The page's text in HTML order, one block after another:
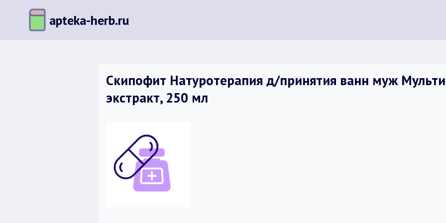
содержимому
apteka-herb.ru
Скипофит Натуротерапия д/принятия ванн муж
экстракт, 250 мл